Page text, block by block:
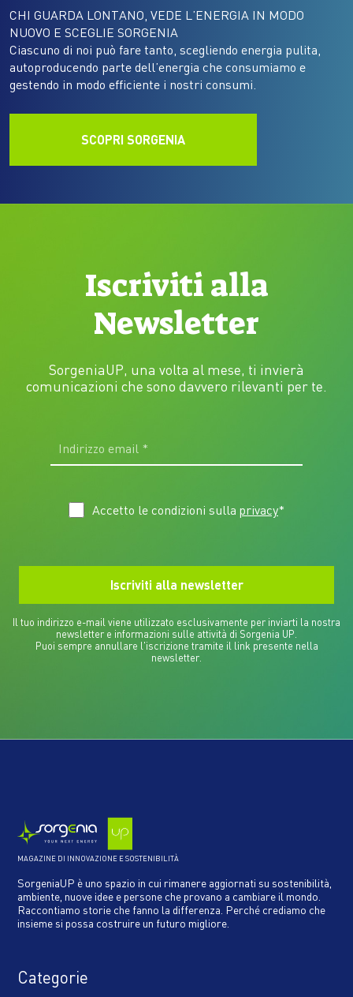
CHI GUARDA LONTANO, VEDE L’ENERGIA IN MODO
NUOVO E SCEGLIE SORGENIA
Ciascuno di noi può fare tanto, scegliendo energia pulita,
autoproducendo parte dell’energia che consumiamo e
gestendo in modo efficiente i nostri consumi.
SCOPRI SORGENIA
Iscriviti alla
Newsletter
SorgeniaUP, una volta al mese, ti invierà
comunicazioni che sono davvero rilevanti per te.
Accetto le condizioni sulla privacy*
Il tuo indirizzo e-mail viene utilizzato esclusivamente per inviarti la nostra
newsletter e informazioni sulle attività di Sorgenia UP.
Puoi sempre annullare l'iscrizione tramite il link presente nella
newsletter.
MAGAZINE DI INNOVAZIONE E SOSTENIBILITÀ
SorgeniaUP è uno spazio in cui rimanere aggiornati su sostenibilità,
ambiente, nuove idee e persone che provano a cambiare il mondo.
Raccontiamo storie che fanno la differenza. Perché crediamo che
insieme si possa costruire un futuro migliore.
Categorie